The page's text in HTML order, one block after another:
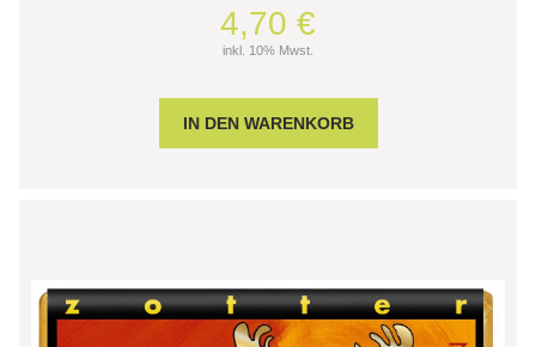
4,70 €
inkl. 10% Mwst.